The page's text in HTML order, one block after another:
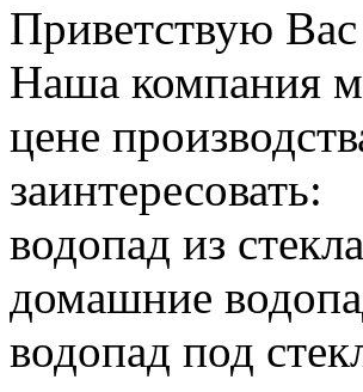
Приветствую
Наша компания
цене
заинтересовать:
водопад из стекла
домашние
водопад под